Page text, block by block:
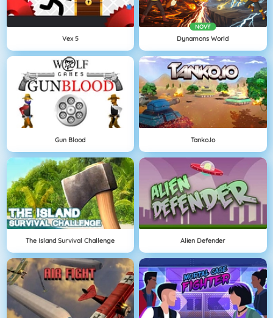
Vex 5
NOVÝ
Dynamons World
Gun Blood Tanko.io
The Island Survival Challenge Alien Defender